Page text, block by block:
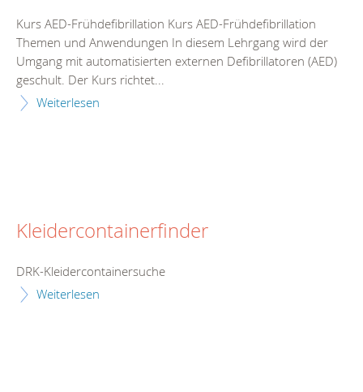
Kurs AED-Frühdefibrillation Kurs AED-Frühdefibrillation
Themen und Anwendungen In diesem Lehrgang wird der
Umgang mit automatisierten externen Defibrillatoren (AED)
geschult. Der Kurs richtet...
Weiterlesen
Kleidercontainerfinder
DRK-Kleidercontainersuche
Weiterlesen